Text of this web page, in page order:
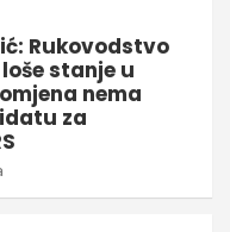
Rukovodstvo
stanje u
nema
za